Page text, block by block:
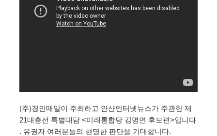
(주)경인매일이 주최하고 안산인터넷뉴스가 주관한 제
21대총선 특별대담 <미래통합당 김명연 후보편>입니다
. 유권자 여러분들의 현명한 판단을 기대합니다.